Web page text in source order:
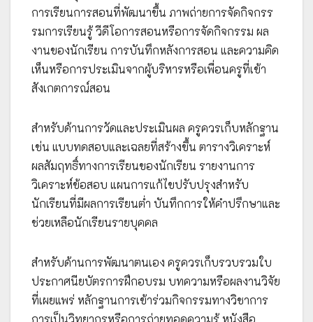
การเรียนการสอนที่พัฒนาขึ้น ภาพถ่ายการจัดกิจกรร
รมการเรียนรู้ วีดีโอการสอนหรือการจัดกิจกรรม ผล
งานของนักเรียน การบันทึกหลังการสอน และความคิด
เห็นหรือการประเมินจากผู้บริหารหรือเพื่อนครูที่เข้า
สังเกตการณ์สอน
สำหรับด้านการวัดและประเมินผล ครูควรเก็บหลักฐาน
เช่น แบบทดสอบและเฉลยที่สร้างขึ้น ตารางวิเคราะห์
ผลสัมฤทธิ์ทางการเรียนของนักเรียน รายงานการ
วิเคราะห์ข้อสอบ แผนการแก้ไขปรับปรุงสำหรับ
นักเรียนที่มีผลการเรียนต่ำ บันทึกการให้คำปรึกษาและ
ช่วยเหลือนักเรียนรายบุคคล
สำหรับด้านการพัฒนาตนเอง ครูควรเก็บรวบรวมใบ
ประกาศนียบัตรการฝึกอบรม บทความหรือผลงานวิจัย
ที่เผยแพร่ หลักฐานการเข้าร่วมกิจกรรมทางวิชาการ
การเป็นวิทยากรหรือการถ่ายทอดความรู้ หนังสือ